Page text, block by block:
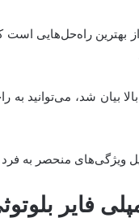
از بهترین راه‌حل‌هایی
بیان شد، می‌توانید به
ویژگی‌های منحصر به
فایر